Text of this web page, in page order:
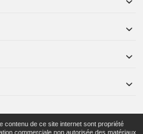
contenu de ce site internet sont propriété
commerciale non autorisée des matériaux